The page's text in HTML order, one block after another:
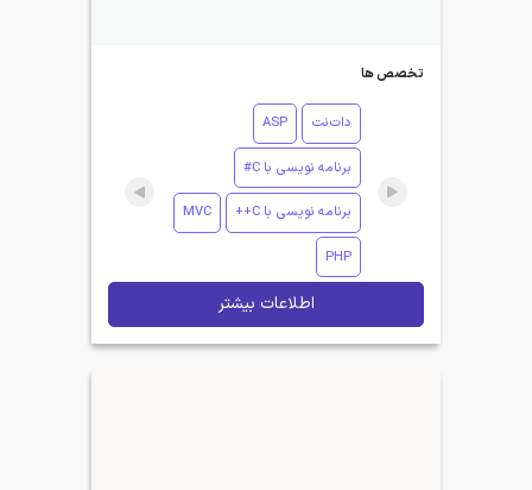
تخصص ها
دات‌نت ASP
برنامه نویسی با C#
برنامه نویسی با C++ MVC
PHP
اطلاعات بیشتر